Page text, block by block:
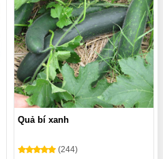
lơ trắng
Nam,hoa lơ trắngđược trồng
Đông hoặc các vùng cao có
Đồng, Tây Nguyên…
Quả bí xanh
(244)